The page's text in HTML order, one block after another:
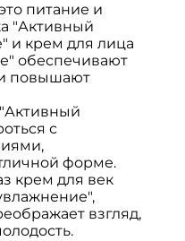
питание и
"Активный
и крем для лица
обеспечивают
повышают
с
форме.
крем для век
взгляд,